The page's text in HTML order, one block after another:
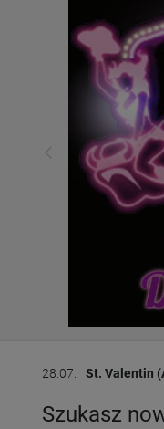
28.07. St. Valentin
Szukasz